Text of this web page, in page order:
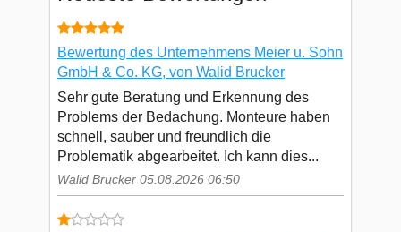
Bewertung des Unternehmens Meier u. Sohn
GmbH & Co. KG, von Walid Brucker
Sehr gute Beratung und Erkennung des
Problems der Bedachung. Monteure haben
schnell, sauber und freundlich die
Problematik abgearbeitet. Ich kann dies...
Walid Brucker 05.08.2026 06:50